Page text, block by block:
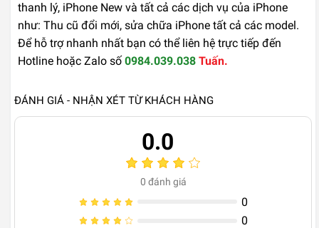
thanh lý, iPhone New và tất cả các dịch vụ của iPhone
như: Thu cũ đổi mới, sửa chữa iPhone tất cả các model.
Để hỗ trợ nhanh nhất bạn có thể liên hệ trực tiếp đến
Hotline hoặc Zalo số 0984.039.038 Tuấn.
ĐÁNH GIÁ - NHẬN XÉT TỪ KHÁCH HÀNG
0.0
0 đánh giá
0
0